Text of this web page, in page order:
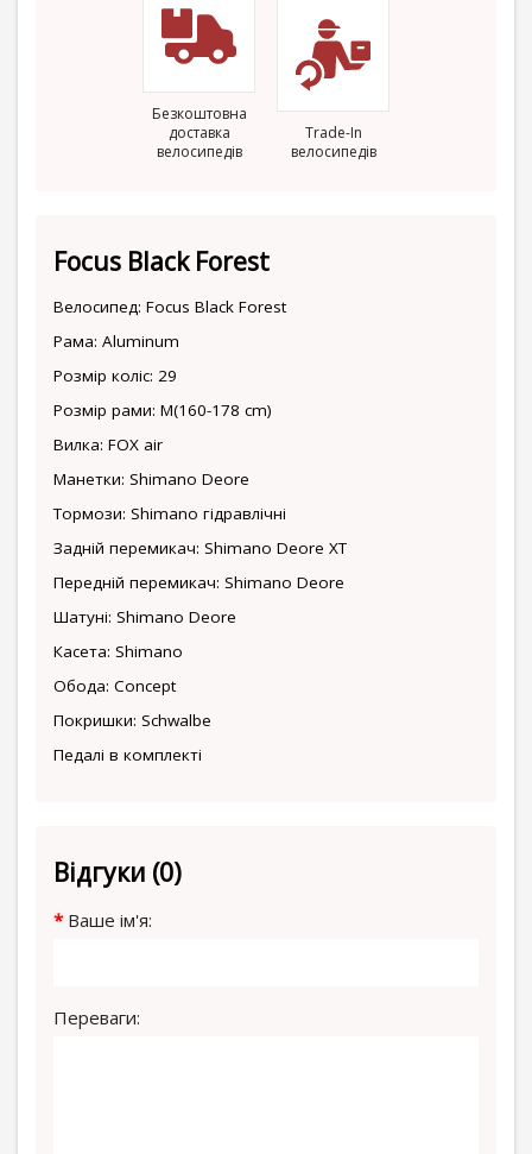
Безкоштовна
доставка
велосипедів
Trade-In
велосипедів
Focus Black Forest
Велосипед: Focus Black Forest
Рама: Aluminum
Розмір коліс: 29
Розмір рами: M(160-178 cm)
Вилка: FOX air
Манетки: Shimano Deore
Тормози: Shimano гідравлічні
Задній перемикач: Shimano Deore XT
Передній перемикач: Shimano Deore
Шатуні: Shimano Deore
Касета: Shimano
Обода: Concept
Покришки: Schwalbe
Педалі в комплекті
Відгуки (0)
Ваше ім'я:
Переваги: